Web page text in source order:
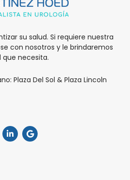
su salud. Si requiere nuestra
con nosotros y le brindaremos
necesita.
Plaza Del Sol & Plaza Lincoln